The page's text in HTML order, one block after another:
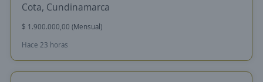
Cota, Cundinamarca
$ 1.900.000,00 (Mensual)
Hace 23 horas